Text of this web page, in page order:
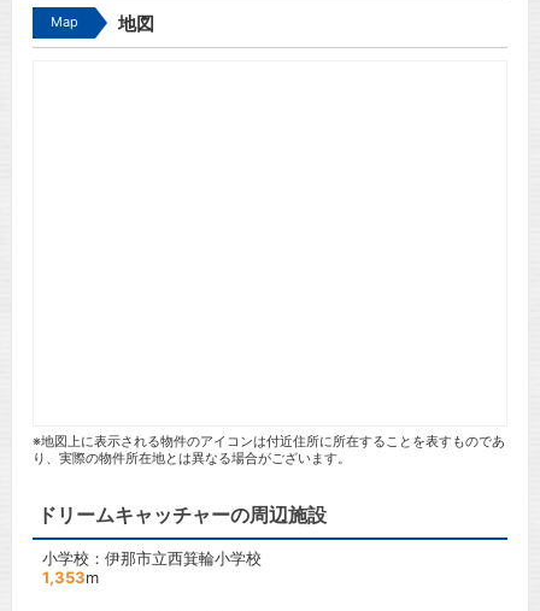
Map 地図
※地図上に表示される物件のアイコンは付近住所に所在することを表すものであ
り、実際の物件所在地とは異なる場合がございます。
ドリームキャッチャーの周辺施設
小学校：伊那市立西箕輪小学校
1,353m